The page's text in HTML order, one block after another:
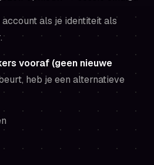
als je identiteit als
vooraf (geen nieuwe
heb je een alternatieve